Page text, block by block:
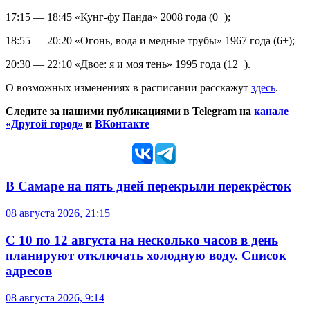
17:15 — 18:45 «Кунг-фу Панда» 2008 года (0+);
18:55 — 20:20 «Огонь, вода и медные трубы» 1967 года (6+);
20:30 — 22:10 «Двое: я и моя тень» 1995 года (12+).
О возможных изменениях в расписании расскажут здесь.
Следите за нашими публикациями в Telegram на канале
«Другой город» и ВКонтакте
В Самаре на пять дней перекрыли перекрёсток
08 августа 2026, 21:15
С 10 по 12 августа на несколько часов в день
планируют отключать холодную воду. Список
адресов
08 августа 2026, 9:14